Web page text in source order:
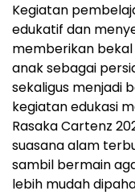
Kegiatan
edukatif dan
memberikan
anak sebagai
sekaligus menjadi
kegiatan edukasi
Rasaka Cartenz
suasana alam
sambil bermain
lebih mudah